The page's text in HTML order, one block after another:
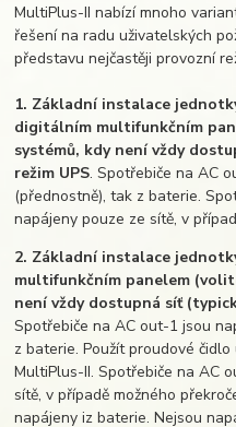
MultiPlus-II nabízí mnoho
řešení na radu uživatelských
představu nejčastěji provozní
1. Základní instalace
digitálním multifunkčním
systémů, kdy není vždy
režim UPS. Spotřebiče na AC
(přednostně), tak z baterie.
napájeny pouze ze sítě, v
2. Základní instalace
multifunkčním panelem
není vždy dostupná síť
Spotřebiče na AC out-1 jsou
z baterie. Použít proudové
MultiPlus-II. Spotřebiče na AC
sítě, v případě možného
napájeny iz baterie. Nejsou